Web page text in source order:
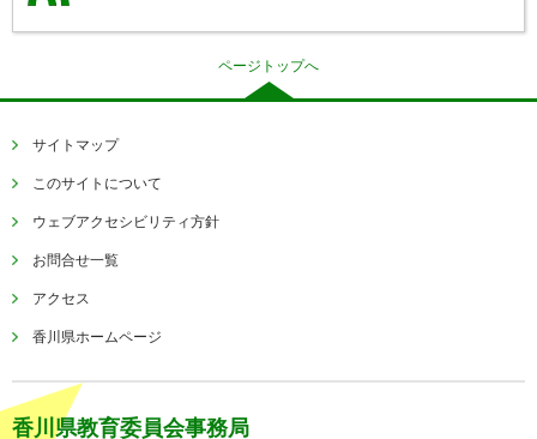
ページトップへ
サイトマップ
このサイトについて
ウェブアクセシビリティ方針
お問合せ一覧
アクセス
香川県ホームページ
香川県教育委員会事務局